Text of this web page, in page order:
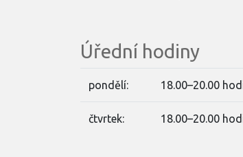
Úřední hodiny
pondělí: 18.00–20.00
čtvrtek: 18.00–20.00